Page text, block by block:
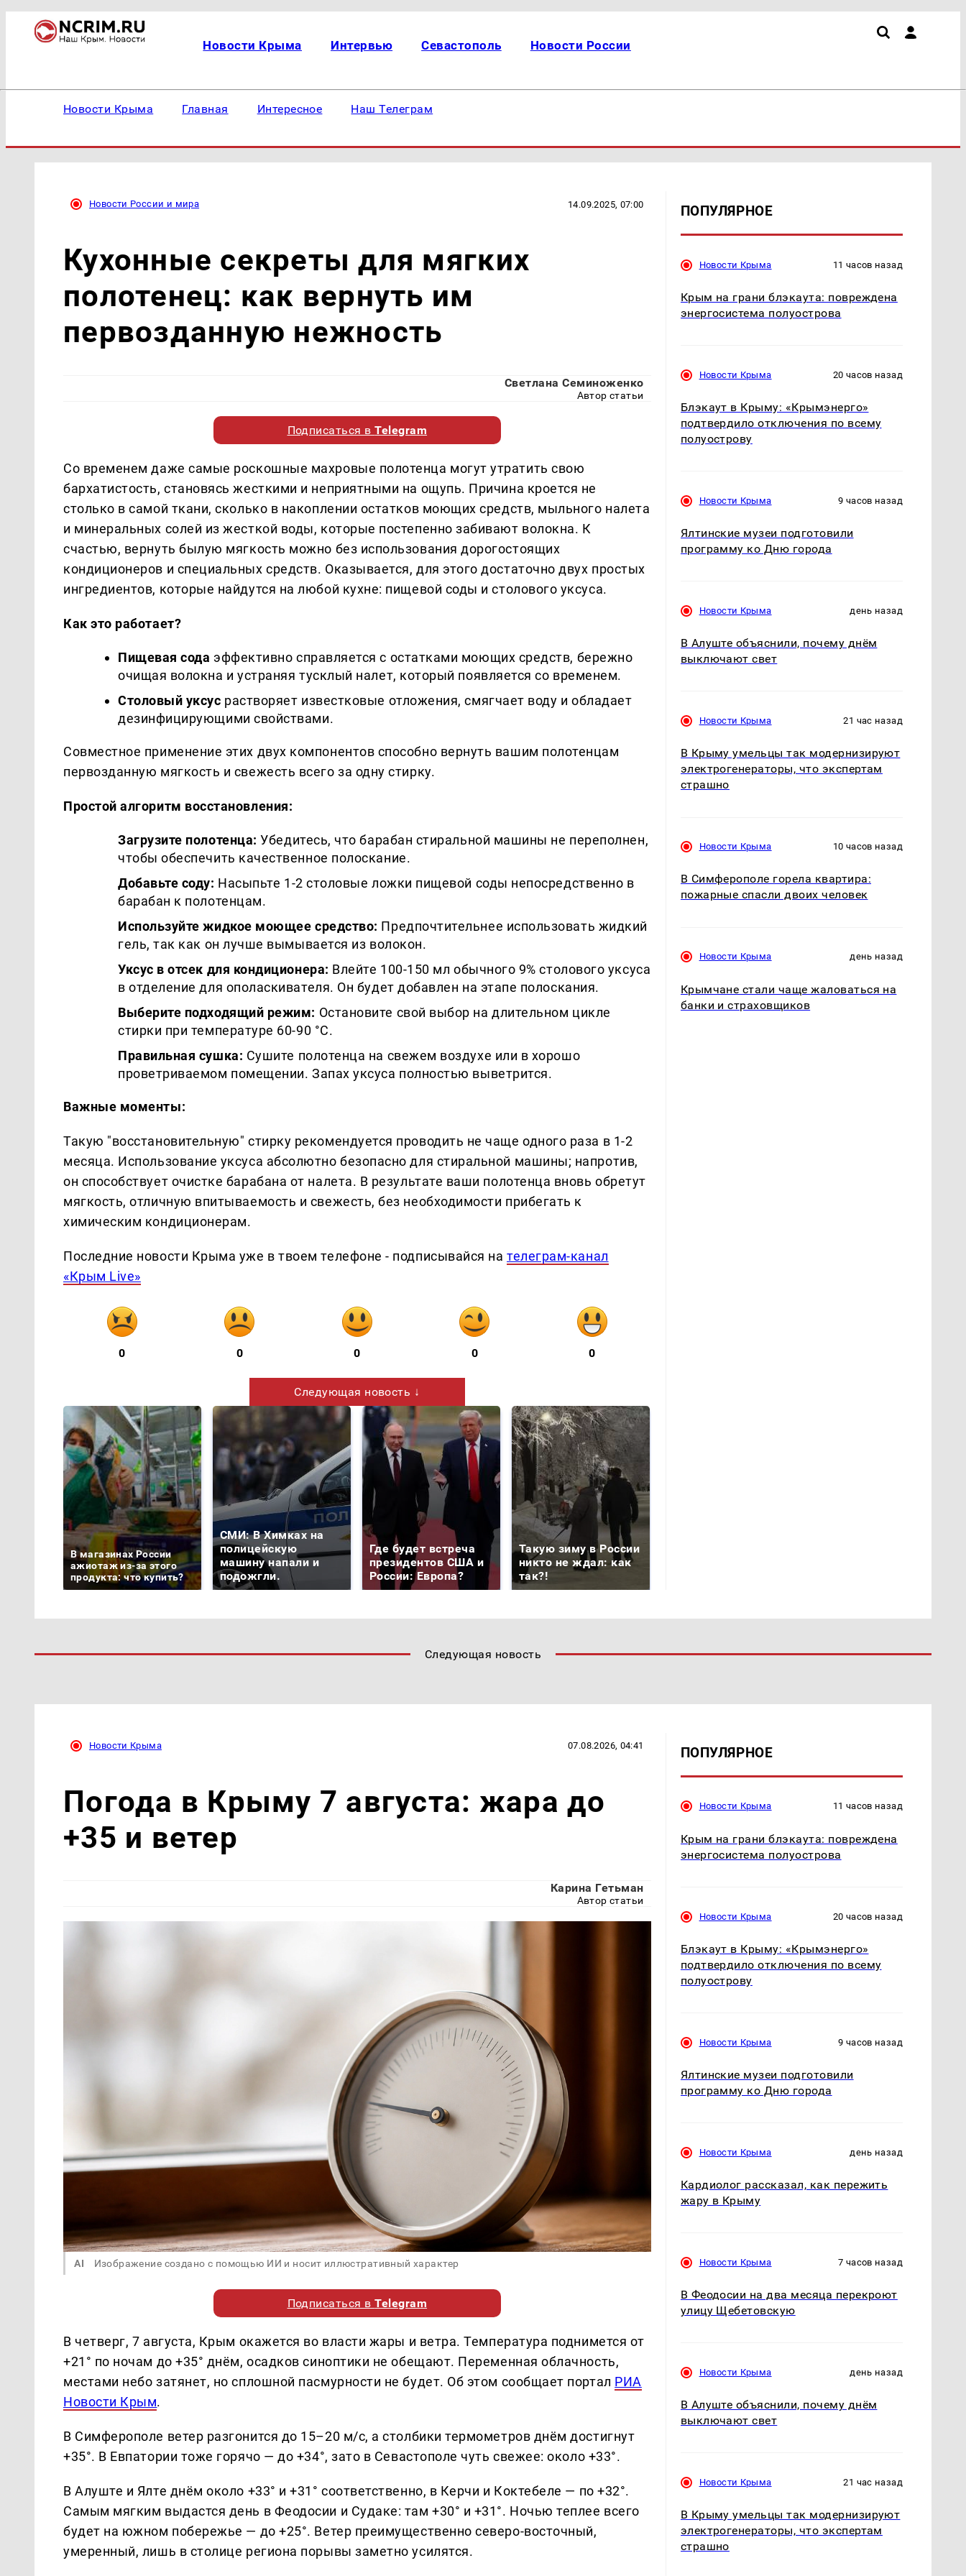
Новости Крыма Интервью Севастополь Новости России
Новости Крыма Главная Интересное Наш Телеграм
Новости России и мира 14.09.2025, 07:00
Кухонные секреты для мягких
полотенец: как вернуть им
первозданную нежность
Светлана Семиноженко
Автор статьи
Подписаться вTelegram
Со временем даже самые роскошные махровые полотенца могут утратить свою
бархатистость, становясь жесткими и неприятными на ощупь. Причина кроется не
столько в самой ткани, сколько в накоплении остатков моющих средств, мыльного налета
и минеральных солей из жесткой воды, которые постепенно забивают волокна. К
счастью, вернуть былую мягкость можно без использования дорогостоящих
кондиционеров и специальных средств. Оказывается, для этого достаточно двух простых
ингредиентов, которые найдутся на любой кухне: пищевой соды и столового уксуса.
Как это работает?
Пищевая сода эффективно справляется с остатками моющих средств, бережно
очищая волокна и устраняя тусклый налет, который появляется со временем.
Столовый уксус растворяет известковые отложения, смягчает воду и обладает
дезинфицирующими свойствами.
Совместное применение этих двух компонентов способно вернуть вашим полотенцам
первозданную мягкость и свежесть всего за одну стирку.
Простой алгоритм восстановления:
Загрузите полотенца: Убедитесь, что барабан стиральной машины не переполнен,
чтобы обеспечить качественное полоскание.
Добавьте соду: Насыпьте 1-2 столовые ложки пищевой соды непосредственно в
барабан к полотенцам.
Используйте жидкое моющее средство: Предпочтительнее использовать жидкий
гель, так как он лучше вымывается из волокон.
Уксус в отсек для кондиционера: Влейте 100-150 мл обычного 9% столового уксуса
в отделение для ополаскивателя. Он будет добавлен на этапе полоскания.
Выберите подходящий режим: Остановите свой выбор на длительном цикле
стирки при температуре 60-90 °C.
Правильная сушка: Сушите полотенца на свежем воздухе или в хорошо
проветриваемом помещении. Запах уксуса полностью выветрится.
Важные моменты:
Такую "восстановительную" стирку рекомендуется проводить не чаще одного раза в 1-2
месяца. Использование уксуса абсолютно безопасно для стиральной машины; напротив,
он способствует очистке барабана от налета. В результате ваши полотенца вновь обретут
мягкость, отличную впитываемость и свежесть, без необходимости прибегать к
химическим кондиционерам.
Последние новости Крыма уже в твоем телефоне - подписывайся нателеграм-канал
«Крым Live»
0 0 0 0 0
Следующая новость ↓
В магазинах России
ажиотаж из-за этого
продукта: что купить?
СМИ: В Химках на
полицейскую
машину напали и
подожгли.
Где будет встреча
президентов США и
России: Европа?
Такую зиму в России
никто не ждал: как
так?!
ПОПУЛЯРНОЕ
Новости Крыма 11 часов назад
Крым на грани блэкаута: повреждена
энергосистема полуострова
Новости Крыма 20 часов назад
Блэкаут в Крыму: «Крымэнерго»
подтвердило отключения по всему
полуострову
Новости Крыма 9 часов назад
Ялтинские музеи подготовили
программу ко Дню города
Новости Крыма день назад
В Алуште объяснили, почему днём
выключают свет
Новости Крыма 21 час назад
В Крыму умельцы так модернизируют
электрогенераторы, что экспертам
страшно
Новости Крыма 10 часов назад
В Симферополе горела квартира:
пожарные спасли двоих человек
Новости Крыма день назад
Крымчане стали чаще жаловаться на
банки и страховщиков
Следующая новость
Новости Крыма 07.08.2026, 04:41
Погода в Крыму 7 августа: жара до
+35 и ветер
Карина Гетьман
Автор статьи
AI Изображение создано с помощью ИИ и носит иллюстративный характер
Подписаться вTelegram
В четверг, 7 августа, Крым окажется во власти жары и ветра. Температура поднимется от
+21° по ночам до +35° днём, осадков синоптики не обещают. Переменная облачность,
местами небо затянет, но сплошной пасмурности не будет. Об этом сообщает портал РИА
Новости Крым.
В Симферополе ветер разгонится до 15–20 м/с, а столбики термометров днём достигнут
+35°. В Евпатории тоже горячо — до +34°, зато в Севастополе чуть свежее: около +33°.
В Алуште и Ялте днём около +33° и +31° соответственно, в Керчи и Коктебеле — по +32°.
Самым мягким выдастся день в Феодосии и Судаке: там +30° и +31°. Ночью теплее всего
будет на южном побережье — до +25°. Ветер преимущественно северо-восточный,
умеренный, лишь в столице региона порывы заметно усилятся.
ПОПУЛЯРНОЕ
Новости Крыма 11 часов назад
Крым на грани блэкаута: повреждена
энергосистема полуострова
Новости Крыма 20 часов назад
Блэкаут в Крыму: «Крымэнерго»
подтвердило отключения по всему
полуострову
Новости Крыма 9 часов назад
Ялтинские музеи подготовили
программу ко Дню города
Новости Крыма день назад
Кардиолог рассказал, как пережить
жару в Крыму
Новости Крыма 7 часов назад
В Феодосии на два месяца перекроют
улицу Щебетовскую
Новости Крыма день назад
В Алуште объяснили, почему днём
выключают свет
Новости Крыма 21 час назад
В Крыму умельцы так модернизируют
электрогенераторы, что экспертам
страшно